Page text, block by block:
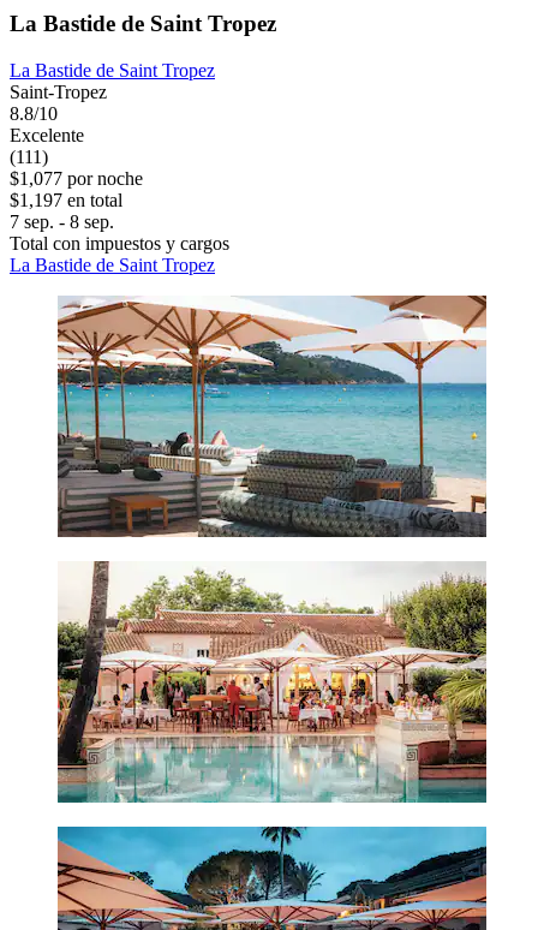
La Bastide de Saint Tropez
La Bastide de Saint Tropez
Saint-Tropez
8.8/10
Excelente
(111)
$1,077 por noche
$1,197 en total
7 sep. - 8 sep.
Total con impuestos y cargos
La Bastide de Saint Tropez